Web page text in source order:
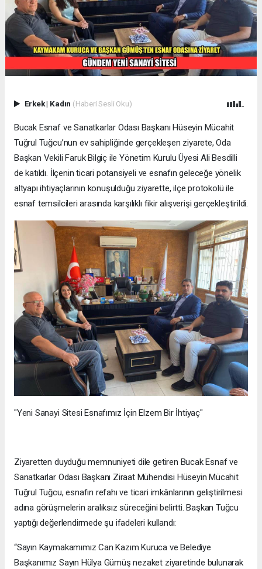
Erkek| Kadın (Haberi Sesli Oku)
Bucak Esnaf ve Sanatkarlar Odası Başkanı Hüseyin Mücahit
Tuğrul Tuğcu’nun ev sahipliğinde gerçekleşen ziyarete, Oda
Başkan Vekili Faruk Bilgiç ile Yönetim Kurulu Üyesi Ali Besdilli
de katıldı. İlçenin ticari potansiyeli ve esnafın geleceğe yönelik
altyapı ihtiyaçlarının konuşulduğu ziyarette, ilçe protokolü ile
esnaf temsilcileri arasında karşılıklı fikir alışverişi gerçekleştirildi.
"Yeni Sanayi Sitesi Esnafımız İçin Elzem Bir İhtiyaç"
Ziyaretten duyduğu memnuniyeti dile getiren Bucak Esnaf ve
Sanatkarlar Odası Başkanı Ziraat Mühendisi Hüseyin Mücahit
Tuğrul Tuğcu, esnafın refahı ve ticari imkânlarının geliştirilmesi
adına görüşmelerin aralıksız süreceğini belirtti. Başkan Tuğcu
yaptığı değerlendirmede şu ifadeleri kullandı:
“Sayın Kaymakamımız Can Kazım Kuruca ve Belediye
Başkanımız Sayın Hülya Gümüş nezaket ziyaretinde bulunarak